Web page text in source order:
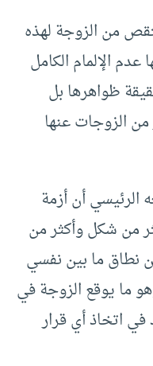
من الزوجة لهذه
الإلمام الكامل
ظواهرها بل
من الزوجات عنها
الرئيسي أن أزمة
من شكل وأكثر من
نطاق ما بين نفسي
ما يوقع الزوجة في
في اتخاذ أي قرار